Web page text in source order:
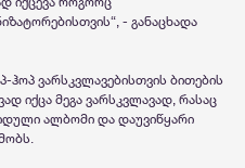
- განაცხადა
ჰოპ ვარსკვლავებისთვის ბითების
იქცა მეგა ვარსკვლავად, რასაც
ალბომი და დაუვიწყარი